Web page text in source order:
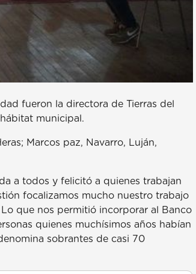
fueron la directora de Tierras del
municipal.
Marcos paz, Navarro, Luján,
a todos y felicitó a quienes trabajan
focalizamos mucho nuestro trabajo
que nos permitió incorporar al Banco
quienes muchísimos años habían
sobrantes de casi 70